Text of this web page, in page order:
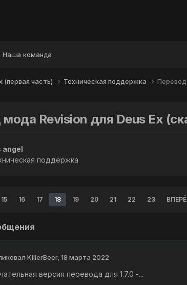
Наша команда
(первая часть) Техническая поддержка Перевод
Revision для Deus Ex
поддержка
15 16 17 18 19 20 21 22 23
KillerBeer, 18 марта 2022
версия перевода для 1.7.0 -...